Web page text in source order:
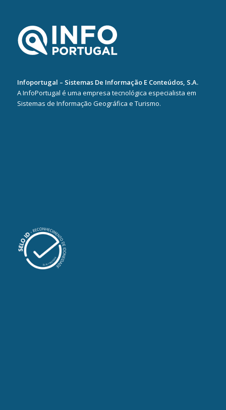
Infoportugal – Sistemas De Informação E Conteúdos, S.A.
A InfoPortugal é uma empresa tecnológica especialista em
Sistemas de Informação Geográfica e Turismo.